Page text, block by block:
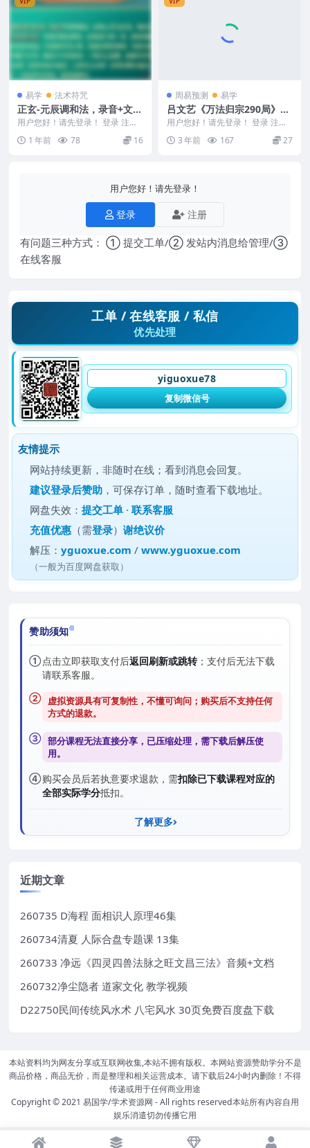
易学 法术符咒
正玄-元辰调和法，录音+文档
Y
用户您好！请先登录！ 登录 注册
正玄-元辰调和法，录音+文档Y 25
05419...
1 年前 78 16
周易预测 易学
吕文艺《万法归宗290局》全
套课程75集视频 G10
用户您好！请先登录！ 登录 注册
吕文艺《万法归宗290局》全套课
程75集视频 ...
3 年前 167 27
用户您好！请先登录！
登录 注册
有问题三种方式： ① 提交工单/② 发站内消息给管理/③
在线客服
工单 / 在线客服 / 私信
优先处理
yiguoxue78
复制微信号
友情提示
网站持续更新，非随时在线；看到消息会回复。
建议登录后赞助 ，可保存订单，随时查看下载地址。
网盘失效：提交工单 ·联系客服
充值优惠 （需登录）谢绝议价
解压：yguoxue.com /www.yguoxue.com
（一般为百度网盘获取）
赞助须知
①点击立即获取支付后返回刷新或跳转；支付后无法下载
请联系客服。
② 虚拟资源具有可复制性，不懂可询问；购买后不支持任何
方式的退款。
③ 部分课程无法直接分享，已压缩处理，需下载后解压使
用。
④购买会员后若执意要求退款，需扣除已下载课程对应的
全部实际学分抵扣。
了解更多
近期文章
260735 D海程 面相识人原理46集
260734清夏 人际合盘专题课 13集
260733 净远《四灵四兽法脉之旺文昌三法》音频+文档
260732净尘隐者 道家文化 教学视频
D22750民间传统风水术 八宅风水 30页免费百度盘下载
本站资料均为网友分享或互联网收集,本站不拥有版权。本网站资源赞助学分不是
商品价格，商品无价，而是整理和相关运营成本。请下载后24小时内删除！不得
传递或用于任何商业用途
Copyright © 2021 易国学/学术资源网 - All rights reserved本站所有内容自用
娱乐消遣切勿传播它用